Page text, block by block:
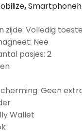
,
zijde: Volledig
Nee
pasjes: 2
Geen
Wallet